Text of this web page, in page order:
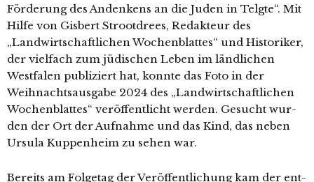
Förderung des Andenkens an die Juden in Telgte“. Mit
Hilfe von Gisbert Strootdrees, Redakteur des
„Landwirtschaftlichen Wochenblattes“ und Historiker,
der viel­fach zum jüdi­schen Leben im länd­li­chen
Westfalen publi­ziert hat, konn­te das Foto in der
Weihnachtsausgabe 2024 des „Landwirtschaftlichen
Wochenblattes“ ver­öf­fent­licht wer­den. Gesucht wur­
den der Ort der Aufnahme und das Kind, das neben
Ursula Kuppenheim zu sehen war.
Bereits am Folgetag der Veröffentlichung kam der ent­